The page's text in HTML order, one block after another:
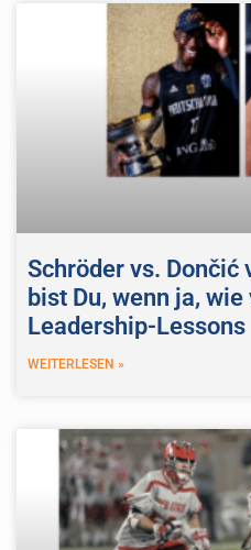
Schröder vs. Dončić
bist Du, wenn ja,
Leadership-Lessons
WEITERLESEN »